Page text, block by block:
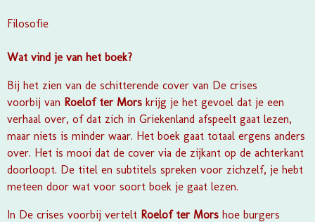
Filosofie
Wat vind je van het boek?
Bij het zien van de schitterende cover van De crises
voorbij van Roelof ter Mors krijg je het gevoel dat je een
verhaal over, of dat zich in Griekenland afspeelt gaat lezen,
maar niets is minder waar. Het boek gaat totaal ergens anders
over. Het is mooi dat de cover via de zijkant op de achterkant
doorloopt. De titel en subtitels spreken voor zichzelf, je hebt
meteen door wat voor soort boek je gaat lezen.
In De crises voorbij vertelt Roelof ter Mors hoe burgers